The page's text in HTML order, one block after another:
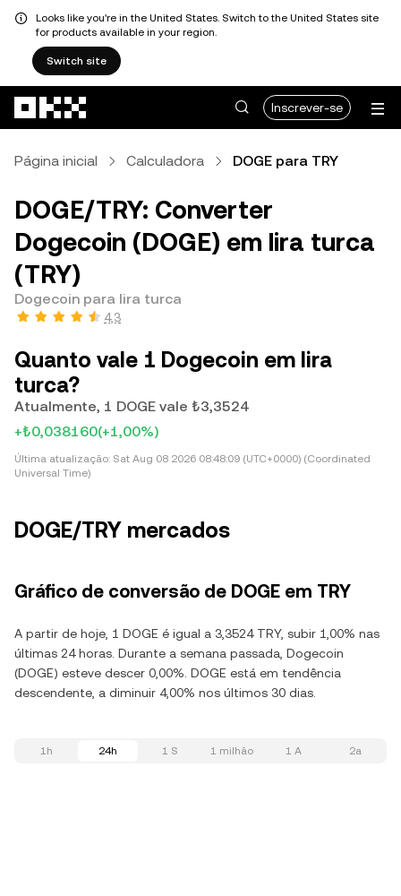
Looks like you're in the United States. Switch to the United States site
for products available in your region.
Switch site
Inscrever-se
Página inicial Calculadora DOGE para TRY
DOGE/TRY: Converter
Dogecoin (DOGE) em lira turca
(TRY)
Dogecoin para lira turca
4,3
Quanto vale 1 Dogecoin em lira
turca?
Atualmente, 1 DOGE vale ₺3,3524
+₺0,038160(+1,00%)
Última atualização: Sat Aug 08 2026 08:48:09 (UTC+0000) (Coordinated
Universal Time)
DOGE/TRY mercados
Gráfico de conversão de DOGE em TRY
A partir de hoje, 1 DOGE é igual a 3,3524 TRY, subir 1,00% nas
últimas 24 horas. Durante a semana passada, Dogecoin
(DOGE) esteve descer 0,00%. DOGE está em tendência
descendente, a diminuir 4,00% nos últimos 30 dias.
1h 24h 1 S 1 milhão 1 A 2a